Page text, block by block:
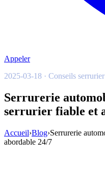
Appeler
2025-03-18 · Conseils serrurier
Serrurerie
serrurier fiable et
Accueil›Blog›Serrurerie
abordable 24/7